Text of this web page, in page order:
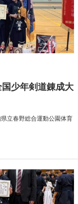
少年剣道錬成大
立春野総合運動公園体育